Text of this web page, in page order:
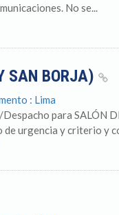
No se...
SAN BORJA)
: Lima
para SALÓN
de urgencia y criterio y